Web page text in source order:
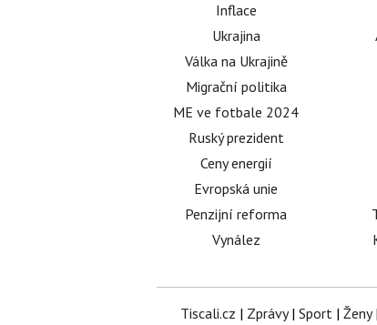
Inflace
Ukrajina
Válka na Ukrajině
Migrační politika
ME ve fotbale 2024
Ruský prezident
Ceny energií
Evropská unie
Penzijní reforma
Vynález
Tiscali.cz | Zprávy| Sport| Ženy|